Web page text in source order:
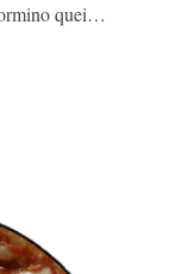
quei…